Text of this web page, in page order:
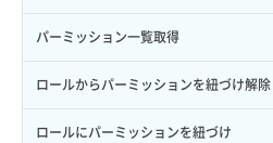
パーミッション一覧取得
ロールからパーミッションを紐づけ解除
ロールにパーミッションを紐づけ